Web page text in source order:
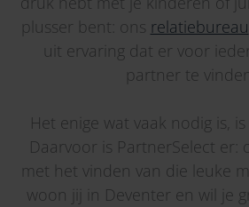
plusser bent: ons relatiebureau
uit ervaring dat er voor
partner te
Het enige wat vaak nodig is,
Daarvoor is PartnerSelect er:
met het vinden van die leuke
woon jij in Deventer en wil je